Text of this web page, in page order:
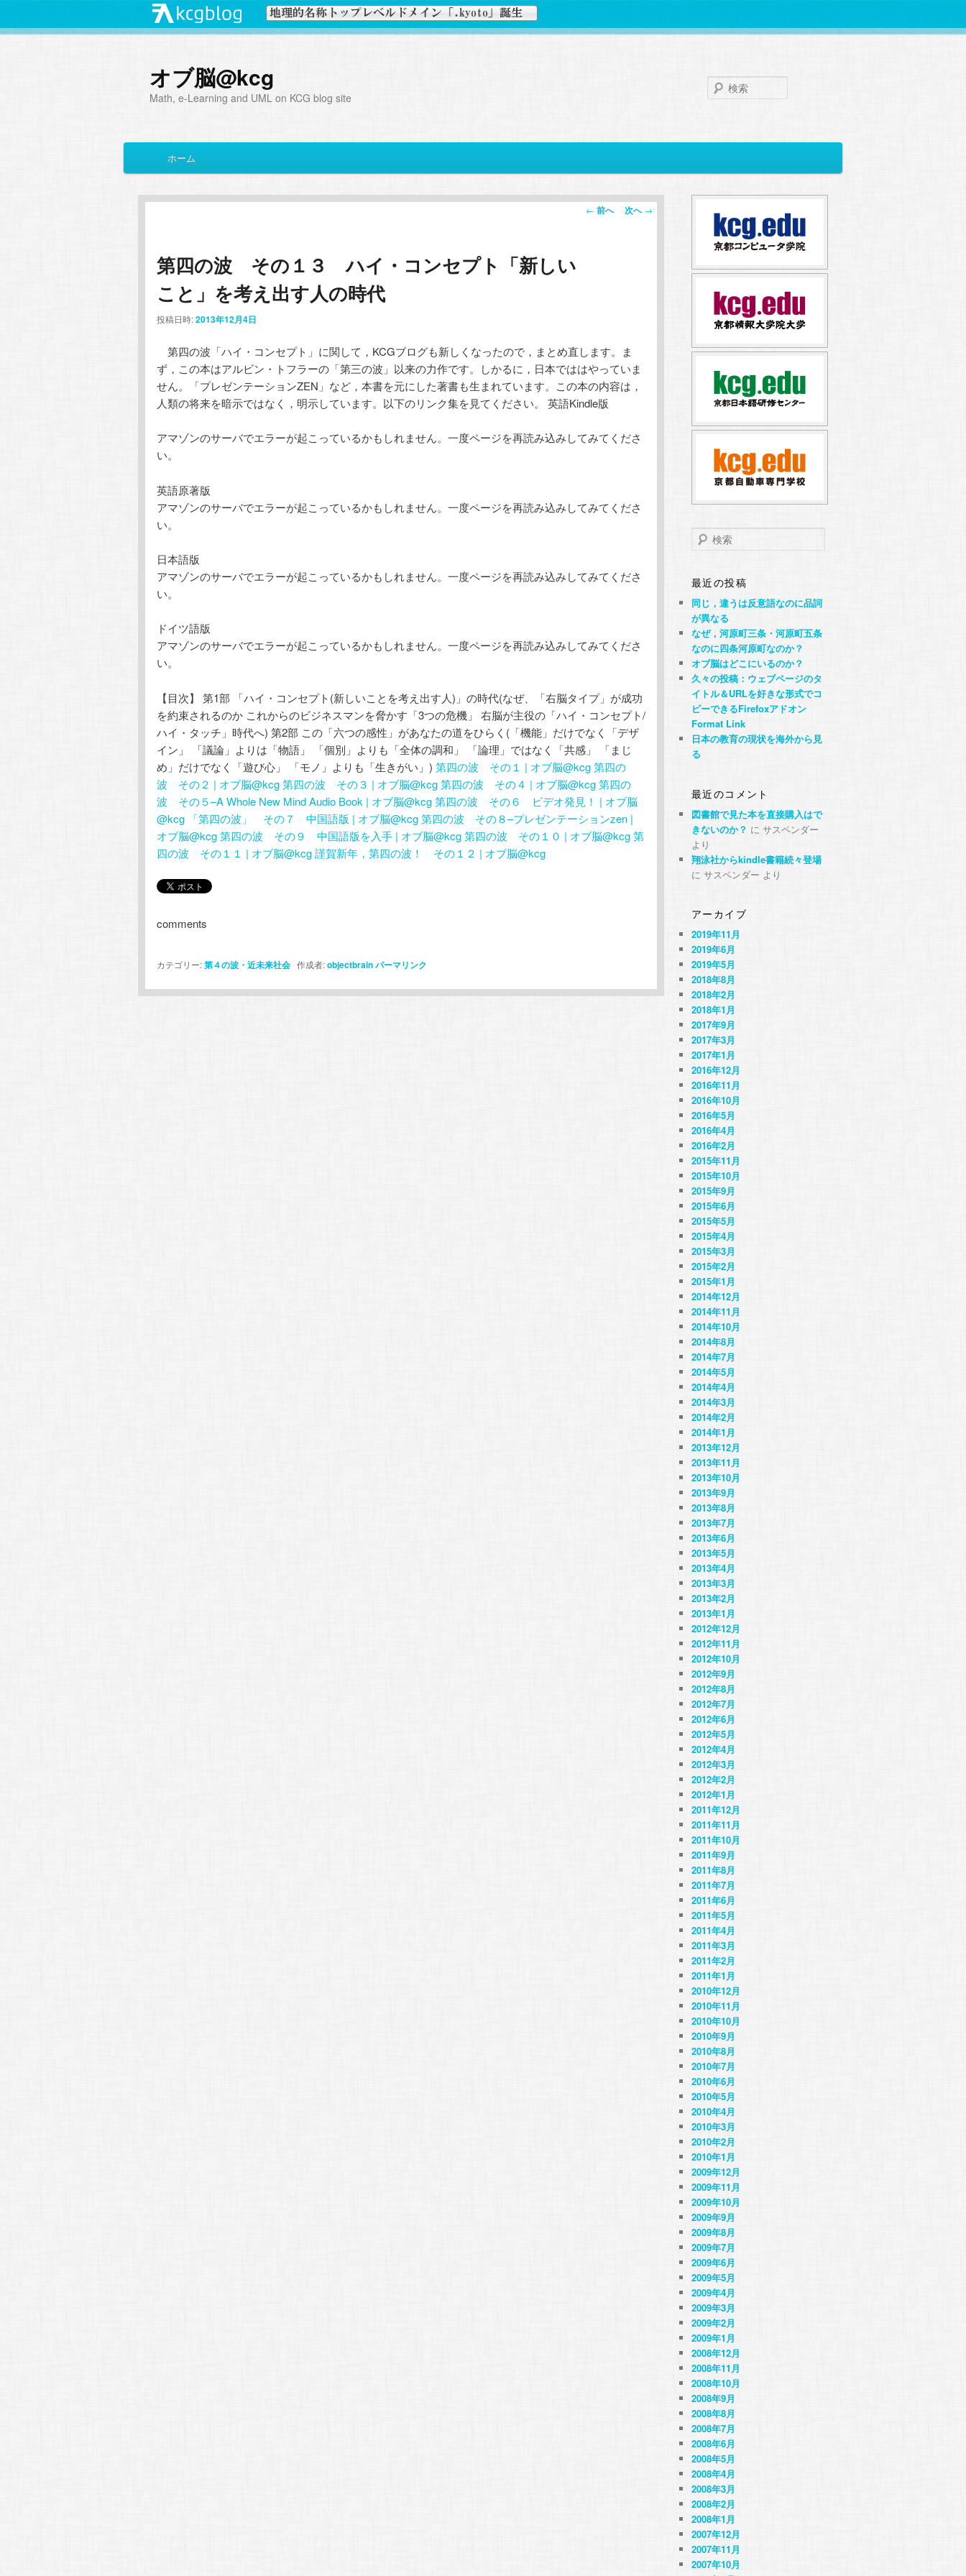
オブ脳@kcg
Math, e-Learning and UML on KCG blog site
イ
メ
イ
コ
ン
ン
ツ
へ
動
サ
ブ
ン
テ
ツ
へ
移
ホーム
投
ン
← 前へ 次へ→
第四の波 その１３ ハイ・コンセプト「新しい
こと」を考え出す人の時代
投稿日時:2013年12月4日
第四の波「ハイ・コンセプト」に関して，KCGブログも新しくなったので，まとめ直します。ま
ず，この本はアルビン・トフラーの「第三の波」以来の力作です。しかるに，日本でははやっていま
せん。「プレゼンテーションZEN」など，本書を元にした著書も生まれています。この本の内容は，
人類の将来を暗示ではなく，明示しています。以下のリンク集を見てください。 英語Kindle版
アマゾンのサーバでエラーが起こっているかもしれません。一度ページを再読み込みしてみてくださ
い。
英語原著版
アマゾンのサーバでエラーが起こっているかもしれません。一度ページを再読み込みしてみてくださ
い。
日本語版
アマゾンのサーバでエラーが起こっているかもしれません。一度ページを再読み込みしてみてくださ
い。
ドイツ語版
アマゾンのサーバでエラーが起こっているかもしれません。一度ページを再読み込みしてみてくださ
い。
【目次】 第1部 「ハイ・コンセプト(新しいことを考え出す人)」の時代(なぜ、「右脳タイプ」が成功
を約束されるのか これからのビジネスマンを脅かす「3つの危機」 右脳が主役の「ハイ・コンセプト/
ハイ・タッチ」時代へ) 第2部 この「六つの感性」があなたの道をひらく(「機能」だけでなく「デザ
イン」 「議論」よりは「物語」 「個別」よりも「全体の調和」 「論理」ではなく「共感」 「まじ
め」だけでなく「遊び心」 「モノ」よりも「生きがい」) 第四の波 その１ | オブ脳@kcg第四の
波 その２ | オブ脳@kcg第四の波 その３ | オブ脳@kcg第四の波 その４ | オブ脳@kcg第四の
波 その５–A Whole New Mind Audio Book | オブ脳@kcg第四の波 その６ ビデオ発見！ | オブ脳
@kcg
「第四の波」 その７ 中国語版 | オブ脳@kcg第四の波 その８–プレゼンテーションzen |
オブ脳@kcg第四の波 その９ 中国語版を入手 | オブ脳@kcg第四の波 その１０ | オブ脳@kcg第
四の波 その１１ | オブ脳@kcg謹賀新年，第四の波！ その１２ | オブ脳@kcg
comments
カテゴリー:第４の波・近未来社会 作成者:objectbrainパーマリンク
検
索
最近の投稿
同じ，違うは反意語なのに品詞
が異なる
なぜ，河原町三条・河原町五条
なのに四条河原町なのか？
オブ脳はどこにいるのか？
久々の投稿：ウェブページのタ
イトル＆URLを好きな形式でコ
ピーできるFirefoxアドオン
Format Link
日本の教育の現状を海外から見
る
最近のコメント
図書館で見た本を直接購入はで
きないのか？ に サスペンダー
より
翔泳社からkindle書籍続々登場
に サスペンダー より
アーカイブ
2019年11月
2019年6月
2019年5月
2018年8月
2018年2月
2018年1月
2017年9月
2017年3月
2017年1月
2016年12月
2016年11月
2016年10月
2016年5月
2016年4月
2016年2月
2015年11月
2015年10月
2015年9月
2015年6月
2015年5月
2015年4月
2015年3月
2015年2月
2015年1月
2014年12月
2014年11月
2014年10月
2014年8月
2014年7月
2014年5月
2014年4月
2014年3月
2014年2月
2014年1月
2013年12月
2013年11月
2013年10月
2013年9月
2013年8月
2013年7月
2013年6月
2013年5月
2013年4月
2013年3月
2013年2月
2013年1月
2012年12月
2012年11月
2012年10月
2012年9月
2012年8月
2012年7月
2012年6月
2012年5月
2012年4月
2012年3月
2012年2月
2012年1月
2011年12月
2011年11月
2011年10月
2011年9月
2011年8月
2011年7月
2011年6月
2011年5月
2011年4月
2011年3月
2011年2月
2011年1月
2010年12月
2010年11月
2010年10月
2010年9月
2010年8月
2010年7月
2010年6月
2010年5月
2010年4月
2010年3月
2010年2月
2010年1月
2009年12月
2009年11月
2009年10月
2009年9月
2009年8月
2009年7月
2009年6月
2009年5月
2009年4月
2009年3月
2009年2月
2009年1月
2008年12月
2008年11月
2008年10月
2008年9月
2008年8月
2008年7月
2008年6月
2008年5月
2008年4月
2008年3月
2008年2月
2008年1月
2007年12月
2007年11月
2007年10月